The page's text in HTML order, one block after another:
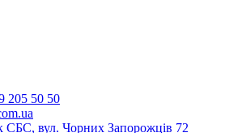
205 50 50
СБС, вул. Чорних Запорожців 72